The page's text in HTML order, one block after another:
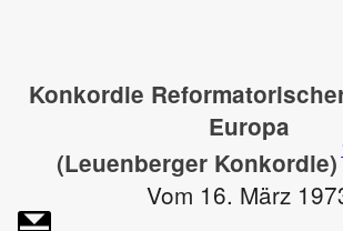
Konkordie
Europa
(Leuenberger Konkordie)
Vom 16. März